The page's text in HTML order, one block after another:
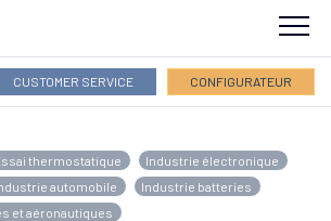
CUSTOMER SERVICE CONFIGURATEUR
thermostatique
Industrie électronique
automobile
Industrie batteries
et aéronautiques